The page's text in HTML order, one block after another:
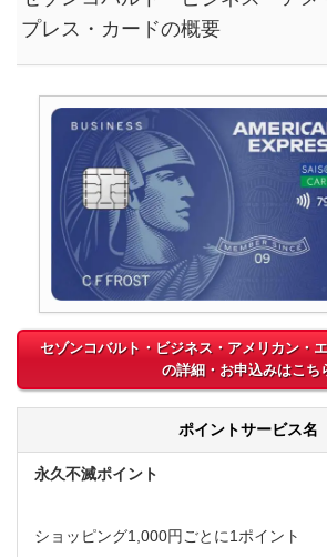
プレス・カードの概要
セゾンコバルト・ビジネス・アメリカン・
の詳細・お申込みはこち
ポイントサービス名
永久不滅ポイント
ショッピング1,000円ごとに1ポイント